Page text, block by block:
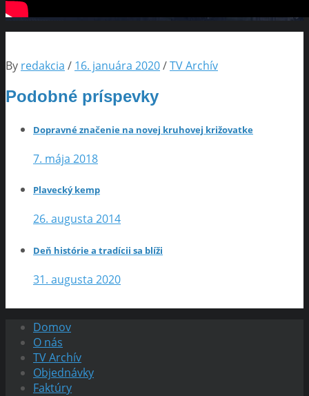
By redakcia / 16. januára 2020/TV Archív
Podobné príspevky
Dopravné značenie na novej kruhovej križovatke
7. mája 2018
Plavecký kemp
26. augusta 2014
Deň histórie a tradícii sa blíži
31. augusta 2020
Domov
O nás
TV Archív
Objednávky
Faktúry